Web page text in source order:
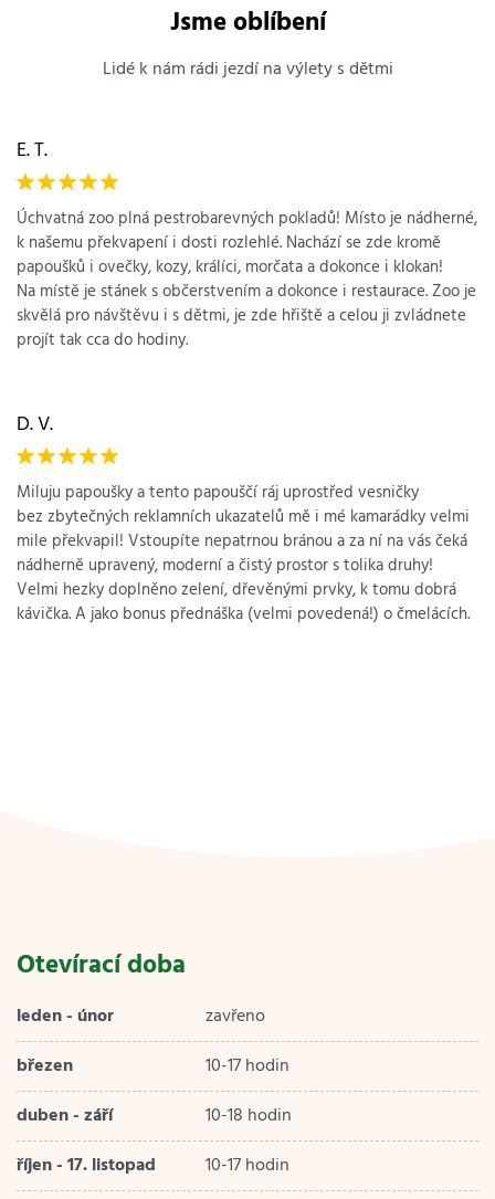
Jsme oblíbení
Lidé k nám rádi jezdí na výlety s dětmi
E. T.
Úchvatná zoo plná pestrobarevných pokladů! Místo je nádherné,
k našemu překvapení i dosti rozlehlé. Nachází se zde kromě
papoušků i ovečky, kozy, králíci, morčata a dokonce i klokan!
Na místě je stánek s občerstvením a dokonce i restaurace. Zoo je
skvělá pro návštěvu i s dětmi, je zde hřiště a celou ji zvládnete
projít tak cca do hodiny.
D. V.
Miluju papoušky a tento papouščí ráj uprostřed vesničky
bez zbytečných reklamních ukazatelů mě i mé kamarádky velmi
mile překvapil! Vstoupíte nepatrnou bránou a za ní na vás čeká
nádherně upravený, moderní a čistý prostor s tolika druhy!
Velmi hezky doplněno zelení, dřevěnými prvky, k tomu dobrá
kávička. A jako bonus přednáška (velmi povedená!) o čmelácích.
Otevírací doba
leden - únor
zavřeno
březen
10-17 hodin
duben - září
10-18 hodin
říjen - 17. listopad
10-17 hodin